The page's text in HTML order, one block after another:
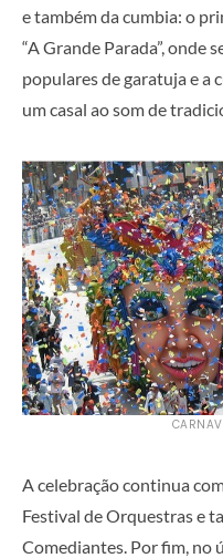
e também da cumbia: o
“A Grande Parada”, onde
populares de garatuja e a
um casal ao som de
A celebração continua
Festival de Orquestras e
Comediantes. Por fim, no